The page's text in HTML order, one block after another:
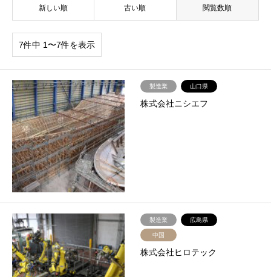
新しい順 古い順 閲覧数順
7件中 1〜7件を表示
製造業 山口県
株式会社ニシエフ
製造業 広島県
中国
株式会社ヒロテック